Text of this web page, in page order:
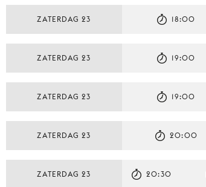
ZATERDAG 23 18:00
ZATERDAG 23 19:00
ZATERDAG 23 19:00
ZATERDAG 23 20:00
ZATERDAG 23 20:30